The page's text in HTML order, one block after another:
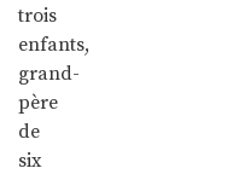
trois
enfants,
grand-
père
de
six